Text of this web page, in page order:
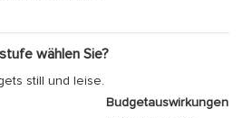
wählen Sie?
still und leise.
Budgetauswirkungen